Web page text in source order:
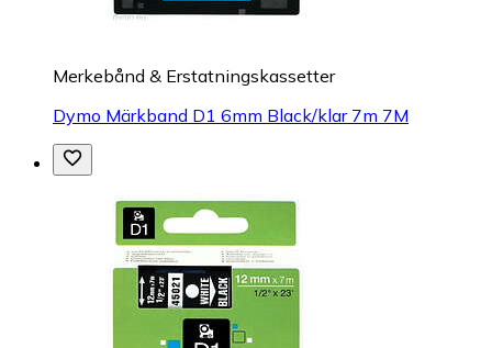
Merkebånd & Erstatningskassetter
Dymo Märkband D1 6mm Black/klar 7m 7M